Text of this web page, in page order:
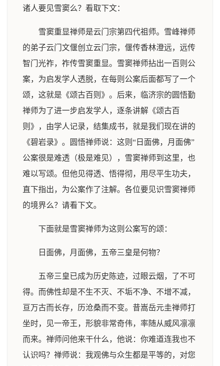
诸人要见雪窦么？看取下文：
雪窦重显禅师是云门宗第四代祖师。雪峰禅师
的弟子云门文偃创立云门宗，偃传香林澄远，远传
智门光祚，祚传雪窦重显。雪窦禅师拈出一百则公
案，为启发学人透脱，在每则公案后面都写了一个
颂，这就是《颂古百则》。后来，临济宗的圆悟勤
禅师为了进一步启发学人，逐条讲解《颂古百
则》，由学人记录，结集成书，就是我们现在讲的
《碧岩录》。圆悟禅师说：这则“日面佛，月面佛”
公案很是难透（极是难见），雪窦禅师到这里，也
难以写颂。但他见得透、悟得彻，用尽平生功夫，
直下指出，为公案作了注解。各位要见识雪窦禅师
的境界么？请看下文。
下面就是雪窦禅师为这则公案写的颂：
日面佛，月面佛，五帝三皇是何物？
五帝三皇已成为历史陈迹，过眼云烟，了不可
得。而佛性却是不生不灭、不垢不净、不增不减，
亘万古而长存，历沧桑而不变。昔嵩岳元圭禅师打
坐时，见一帝王，形貌非常奇伟，率随从威风凛凛
而来。禅师问他来干什么，他说：你难道连我也不
认识吗？禅师说：我观佛与众生都是平等的，对您